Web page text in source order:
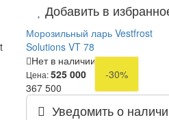
Добавить в
Морозильный ларь Vestfrost
Solutions VT 78
Нет в наличии
Цена:525 000
-30%
367 500
Уведомить о